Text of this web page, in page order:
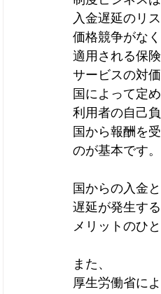
入金遅延のリ
価格競争がなく
適用される保
サービスの対
国によって定
利用者の自己
国から報酬を
のが基本です。
国からの入金
遅延が発生す
メリットのひと
また、
厚生労働省に